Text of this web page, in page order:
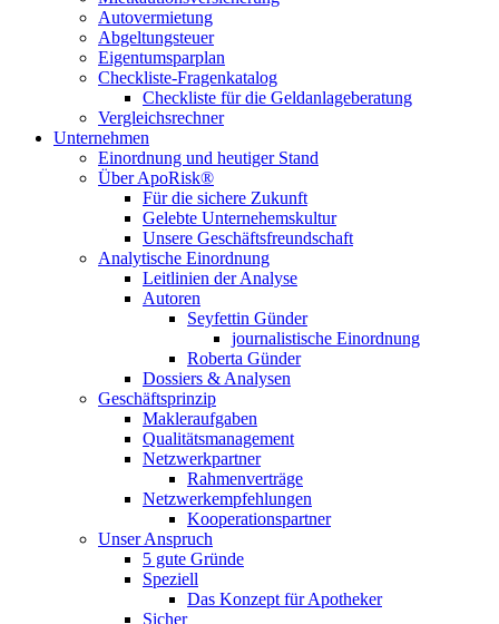
Autovermietung
Abgeltungsteuer
Eigentumsparplan
Checkliste-Fragenkatalog
Checkliste für die Geldanlageberatung
Vergleichsrechner
Unternehmen
Einordnung und heutiger Stand
Über ApoRisk®
Für die sichere Zukunft
Gelebte Unternehemskultur
Unsere Geschäftsfreundschaft
Analytische Einordnung
Leitlinien der Analyse
Autoren
Seyfettin Günder
journalistische Einordnung
Roberta Günder
Dossiers & Analysen
Geschäftsprinzip
Makleraufgaben
Qualitätsmanagement
Netzwerkpartner
Rahmenverträge
Netzwerkempfehlungen
Kooperationspartner
Unser Anspruch
5 gute Gründe
Speziell
Das Konzept für Apotheker
Sicher